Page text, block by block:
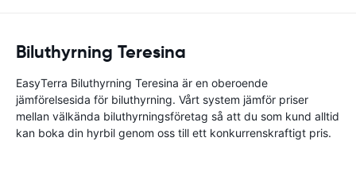
Biluthyrning Teresina
EasyTerra Biluthyrning Teresina är en oberoende
jämförelsesida för biluthyrning. Vårt system jämför priser
mellan välkända biluthyrningsföretag så att du som kund alltid
kan boka din hyrbil genom oss till ett konkurrenskraftigt pris.